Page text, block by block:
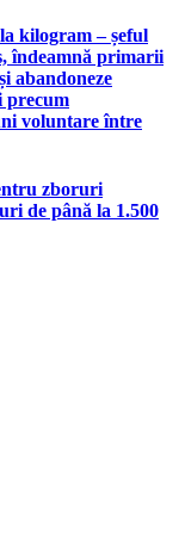
kilogram – șeful
îndeamnă primarii
abandoneze
precum
voluntare între
zboruri
de până la 1.500